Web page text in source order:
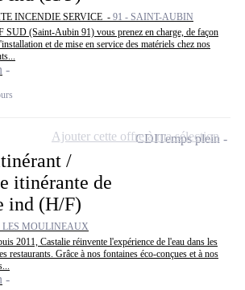
INCENDIE SERVICE - 91 - SAINT-AUBIN
SUD (Saint-Aubin 91) vous prenez en charge, de façon
et de mise en service des matériels chez nos
/
itinérante de
ind (H/F)
LES MOULINEAUX
2011, Castalie réinvente l'expérience de l'eau dans les
restaurants. Grâce à nos fontaines éco-conçues et à nos
CDITemps plein
Ajouter cette offre à ma sélection